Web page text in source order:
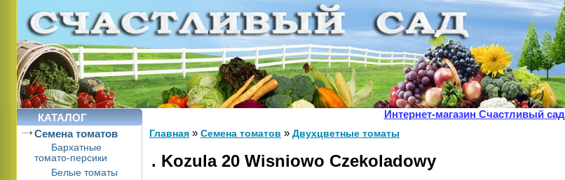
КАТАЛОГ
Cемена томатов
Бархатные
томато-персики
Белые томаты
Интернет-магазин Счастливый сад
Главная » Cемена томатов » Двухцветные томаты
. Kozula 20 Wisniowo Czekoladowy